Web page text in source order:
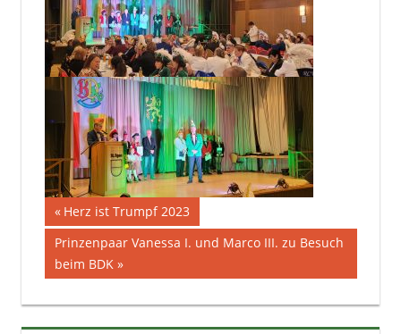
Beitragsnavigation
Vorheriger
Beitrag:
Herz ist Trumpf 2023
Nächster
Beitrag:
Prinzenpaar Vanessa I. und Marco III. zu Besuch
beim BDK